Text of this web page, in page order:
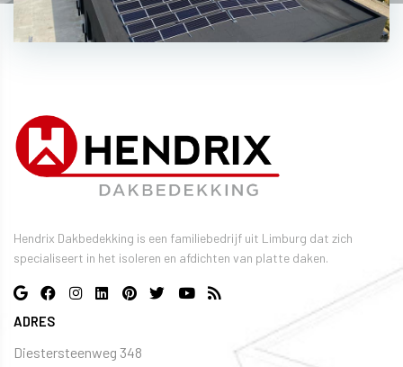
Hendrix Dakbedekking is een familiebedrijf uit Limburg dat zich
specialiseert in het isoleren en afdichten van platte daken.
ADRES
Diestersteenweg 348